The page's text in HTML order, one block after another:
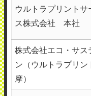
ウルトラプリントサ
ス株式会社 本社
株式会社エコ・サス
ン（ウルトラプリン
摩）